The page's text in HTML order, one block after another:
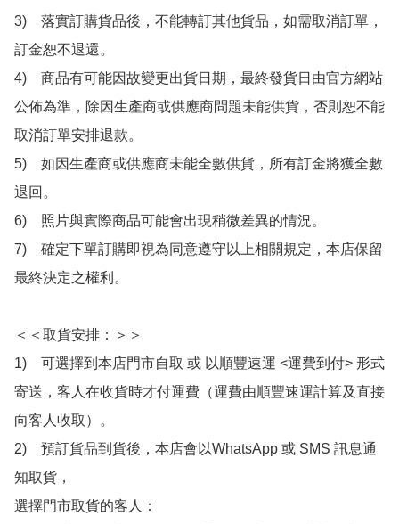
3)　落實訂購貨品後，不能轉訂其他貨品，如需取消訂單，
訂金恕不退還。
4)　商品有可能因故變更出貨日期，最終發貨日由官方網站
公佈為準，除因生產商或供應商問題未能供貨，否則恕不能
取消訂單安排退款。
5)　如因生產商或供應商未能全數供貨，所有訂金將獲全數
退回。
6)　照片與實際商品可能會出現稍微差異的情況。
7)　確定下單訂購即視為同意遵守以上相關規定，本店保留
最終決定之權利。
＜＜取貨安排：＞＞
1)　可選擇到本店門市自取 或 以順豐速運 <運費到付> 形式
寄送，客人在收貨時才付運費（運費由順豐速運計算及直接
向客人收取）。
2)　預訂貨品到貨後，本店會以WhatsApp 或 SMS 訊息通
知取貨，
選擇門市取貨的客人：